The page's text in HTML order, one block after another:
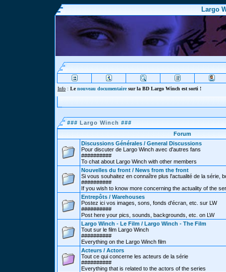
Largo
Info : Lenouveau documentairesur la BD Largo Winch est sorti !
### Largo Winch ###
Forum
Discussions Générales / General Discussions
Pour discuter de Largo Winch avec d'autres fans
##########
To chat about Largo Winch with other members
Nouvelles du front / News from the front
Si vous souhaitez en connaître plus l'actualité de la série,
##########
If you wish to know more concerning the actuality of the
Entrepôts / Warehouses
Postez ici vos images, sons, fonds d'écran, etc. sur LW
##########
Post here your pics, sounds, backgrounds, etc. on LW
Largo Winch - Le Film / Largo Winch - The Film
Tout sur le film Largo Winch
##########
Everything on the Largo Winch film
Acteurs / Actors
Tout ce qui concerne les acteurs de la série
##########
Everything that is related to the actors of the series